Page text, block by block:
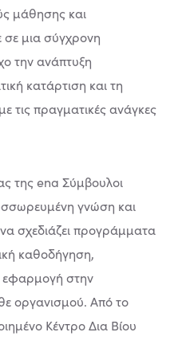
μάθησης και
μια σύγχρονη
την ανάπτυξη
κατάρτιση και τη
τις πραγματικές ανάγκες
της ena Σύμβουλοι
γνώση και
να σχεδιάζει προγράμματα
καθοδήγηση,
εφαρμογή στην
οργανισμού. Από το
Κέντρο Δια Βίου